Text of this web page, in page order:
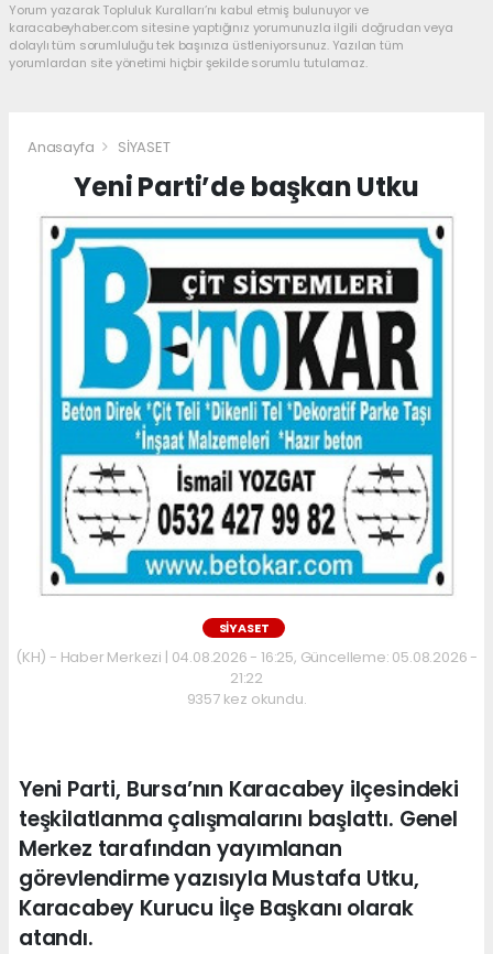
Yorum yazarak Topluluk Kuralları’nı kabul etmiş bulunuyor ve
karacabeyhaber.com sitesine yaptığınız yorumunuzla ilgili doğrudan veya
dolaylı tüm sorumluluğu tek başınıza üstleniyorsunuz. Yazılan tüm
yorumlardan site yönetimi hiçbir şekilde sorumlu tutulamaz.
Anasayfa SİYASET
Yeni Parti’de başkan Utku
SİYASET
(KH) - Haber Merkezi | 04.08.2026 - 16:25, Güncelleme: 05.08.2026 -
21:22
9357 kez okundu.
Yeni Parti, Bursa’nın Karacabey ilçesindeki
teşkilatlanma çalışmalarını başlattı. Genel
Merkez tarafından yayımlanan
görevlendirme yazısıyla Mustafa Utku,
Karacabey Kurucu İlçe Başkanı olarak
atandı.